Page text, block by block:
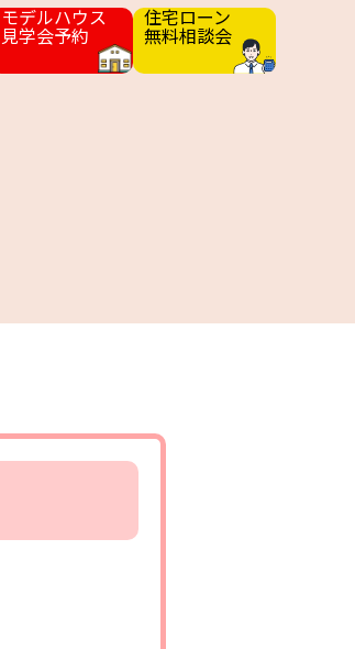
モデルハウス
見学会予約
住宅ローン
無料相談会